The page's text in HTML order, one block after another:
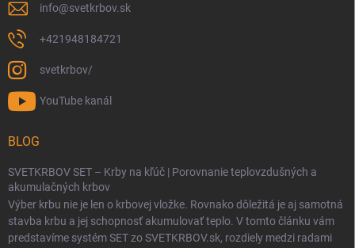
info@svetkrbov.sk
+421948184721
svetkrbov/
YouTube kanál
BLOG
SVETKRBOV SET – Krby na kľúč | Porovnanie teplovzdušných a
akumulačných krbov
Výber krbu nie je len o krbovej vložke. Rovnako dôležitá je aj samotná
stavba krbu a jej schopnosť akumulovať teplo. V tomto článku vám
predstavíme systém SET zo SVETKRBOV.sk, rozdiely medzi radami